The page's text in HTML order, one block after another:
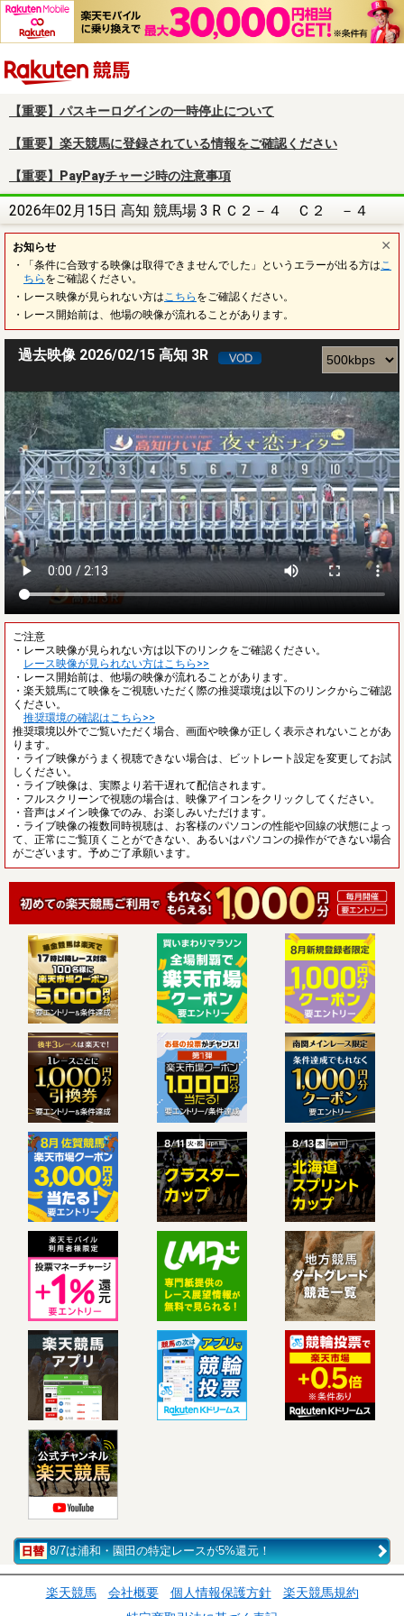
【重要】パスキーログインの一時停止について
【重要】楽天競馬に登録されている情報をご確認ください
【重要】PayPayチャージ時の注意事項
2026年02月15日 高知 競馬場 3 R Ｃ２－４ Ｃ２ －４
お知らせ
・「条件に合致する映像は取得できませんでした」というエラーが出る方は こ
ちら をご確認ください。
・レース映像が見られない方は こちら をご確認ください。
・レース開始前は、他場の映像が流れることがあります。
過去映像 2026/02/15 高知 3R
ご注意
・レース映像が見られない方は以下のリンクをご確認ください。
レース映像が見られない方はこちら>>
・レース開始前は、他場の映像が流れることがあります。
・楽天競馬にて映像をご視聴いただく際の推奨環境は以下のリンクからご確認
ください。
推奨環境の確認はこちら>>
推奨環境以外でご覧いただく場合、画面や映像が正しく表示されないことがあ
ります。
・ライブ映像がうまく視聴できない場合は、ビットレート設定を変更してお試
しください。
・ライブ映像は、実際より若干遅れて配信されます。
・フルスクリーンで視聴の場合は、映像アイコンをクリックしてください。
・音声はメイン映像でのみ、お楽しみいただけます。
・ライブ映像の複数同時視聴は、お客様のパソコンの性能や回線の状態によっ
て、正常にご覧頂くことができない、あるいはパソコンの操作ができない場合
がございます。予めご了承願います。
8/7は浦和・園田の特定レースが5%還元！
楽天競馬 会社概要 個人情報保護方針
楽天競馬規約